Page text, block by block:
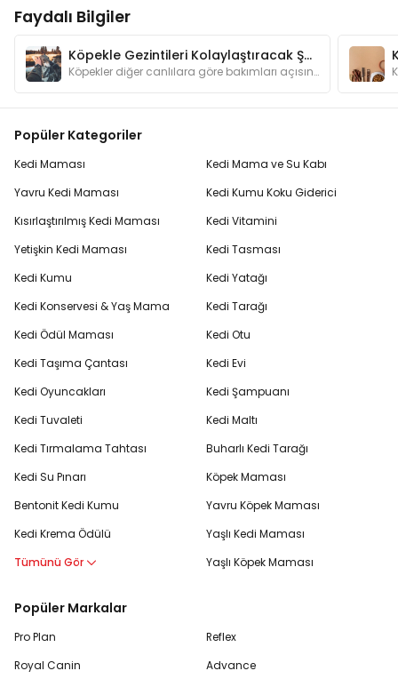
Faydalı Bilgiler
Köpekle Gezintileri Kolaylaştıracak Şeyler
Köpekler diğer canlılara göre bakımları açısından bizlere daha bağımlı hayvanlardır. Gezintilere çıkarken dikkat etmemiz gerekenleri biliyor muyuz?
Popüler Kategoriler
Kedi Maması
Yavru Kedi Maması
Kısırlaştırılmış Kedi Maması
Yetişkin Kedi Maması
Kedi Kumu
Kedi Konservesi & Yaş Mama
Kedi Ödül Maması
Kedi Taşıma Çantası
Kedi Oyuncakları
Kedi Tuvaleti
Kedi Tırmalama Tahtası
Kedi Su Pınarı
Bentonit Kedi Kumu
Kedi Krema Ödülü
Tümünü Gör
Kedi Mama ve Su Kabı
Kedi Kumu Koku Giderici
Kedi Vitamini
Kedi Tasması
Kedi Yatağı
Kedi Tarağı
Kedi Otu
Kedi Evi
Kedi Şampuanı
Kedi Maltı
Buharlı Kedi Tarağı
Köpek Maması
Yavru Köpek Maması
Yaşlı Kedi Maması
Yaşlı Köpek Maması
Popüler Markalar
Pro Plan
Royal Canin
Reflex
Advance